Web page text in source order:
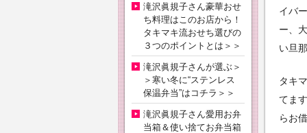
イバ
ー、
い旦
タキ
てま
らお
滝沢眞規子さん豪華おせ
ち料理はこのお店から！
タキマキ流おせち選びの
３つのポイントとは＞＞
滝沢眞規子さんが選ぶ＞
＞寒い冬に“ステンレス
保温弁当”はコチラ＞＞
滝沢眞規子さん愛用お弁
当箱＆使い捨てお弁当箱